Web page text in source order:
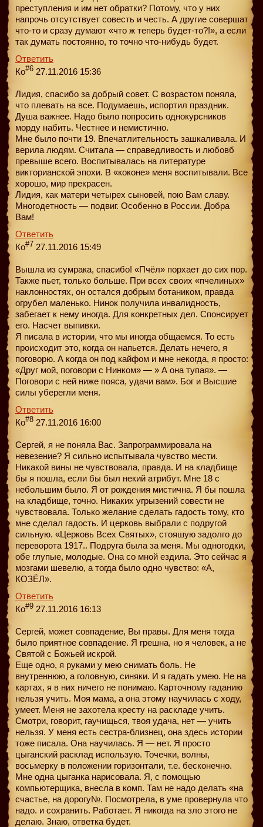
преступления и им нет обратки? Потому, что у них
напрочь отсутствует совесть и честь. А другие совершат
что-то и сразу думают «что ж теперь будет-то?!», а если
так думать постоянно, то точно что-нибудь будет.
Ответить
Ко#6 27.11.2016 15:36
Лидия, спасибо за добрый совет. С возрастом поняла,
что плевать на все. Подумаешь, испортил праздник.
Душа важнее. Надо было попросить однокурсников
морду набить. Честнее и немистично.
Мне было почти 19. Впечатлительность зашкаливала. И
верила людям. Считала — справедливость и любовб
превыше всего. Воспитывалась на литературе
викторианской эпохи. В «коконе» меня воспитывали. Все
хорошо, мир прекрасен.
Лидия, как матери четырех сыновей, пою Вам славу.
Многодетность — подвиг. Особенно в России. Добра
Вам!
Ответить
Ко#7 27.11.2016 15:49
Вышла из сумрака, спасибо! «Пчёл» порхает до сих пор.
Также пьет, только больше. При всех своих «пчелиных»
наклонностях, он остался добрым ботаником, правда
огрубел маленько. Нинок получила инвалидность,
забегает к нему иногда. Для конкретных дел. Спонсирует
его. Насчет выпивки.
Я писала в истории, что мы иногда общаемся. То есть
происходит это, когда он напьется. Делать нечего, я
поговорю. А когда он под кайфом и мне некогда, я просто:
«Друг мой, поговори с Нинком» — » А она тупая». —
Поговори с ней ниже пояса, удачи вам». Бог и Высшие
силы уберегли меня.
Ответить
Ко#8 27.11.2016 16:00
Сергей, я не поняла Вас. Запрограммировала на
невезение? Я сильно испытывала чувство мести.
Никакой вины не чувствовала, правда. И на кладбище
бы я пошла, если бы был некий атрибут. Мне 18 с
небольшим было. Я от рождения мистична. Я бы пошла
на кладбище, точно. Никаких угрызений совести не
чувствовала. Только желание сделать гадость тому, кто
мне сделал гадость. И церковь выбрали с подругой
сильную. «Церковь Всех Святых», стояшую задолго до
переворота 1917.. Подруга была за меня. Мы одногодки,
обе глупые, молодые. Она со мной ездила. Это сейчас я
мозгами шевелю, а тогда было одно чувство: «А,
КОЗЁЛ».
Ответить
Ко#9 27.11.2016 16:13
Сергей, может совпадение, Вы правы. Для меня тогда
было приятное совпадение. Я грешна, но я человек, а не
Святой с Божьей искрой.
Еще одно, я руками у мею снимать боль. Не
внутреннюю, а головную, синяки. И я гадать умею. Не на
картах, я в них ничего не понимаю. Карточному гаданию
нельзя учить. Моя мама, а она этому научилась с ходу,
умеет. Меня не захотела кресту на раскладе учить.
Смотри, говорит, гаучищься, твоя удача, нет — учить
нельзя. У меня есть сестра-близнец, она здесь истории
тоже писала. Она научилась. Я — нет. Я просто
цыганский расклад использую. Точечки, волны,
восьмерку в положении горизонтали, т.е. бесконечно.
Мне одна цыганка нарисовала. Я, с помощью
компьютерщика, внесла в комп. Там не надо делать «на
счастье, на дорогу№. Посмотрела, в уме провернула что
надо. и сохранить. Работает. Я никогда на зло этого не
делаю. Знаю, ответка будет.